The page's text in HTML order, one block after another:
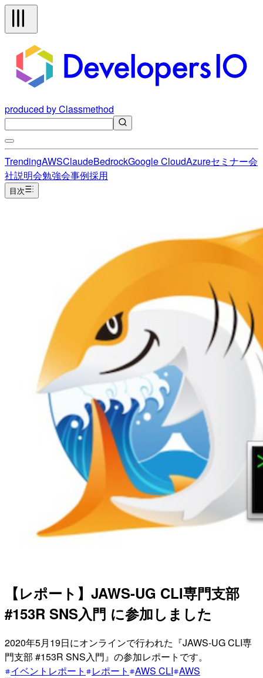
produced by Classmethod
TrendingAWSClaudeBedrockGoogle CloudAzureセミナー会
社説明会勉強会事例採用
目次
【レポート】JAWS-UG CLI専門支部
#153R SNS入門 に参加しました
2020年5月19日にオンラインで行われた『JAWS-UG CLI専
門支部 #153R SNS入門』の参加レポートです。
イベントレポート
レポート AWS CLI AWS